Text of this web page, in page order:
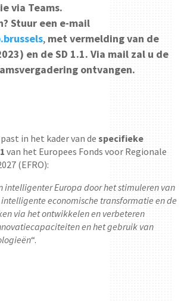
via Teams.
Stuur een e-mail
, met vermelding van de
en de SD 1.1. Via mail zal u de
ontvangen.
in het kader van de specifieke
van het Europees Fonds voor Regionale
(EFRO):
intelligenter Europa door het stimuleren van
intelligente economische transformatie en de
via het ontwikkelen en verbeteren
en het gebruik van
“.